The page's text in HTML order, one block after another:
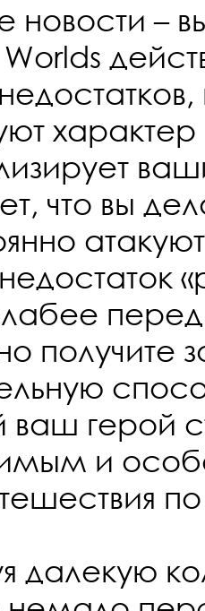
новости –
характер
что вы
получите
герой
и
далекую